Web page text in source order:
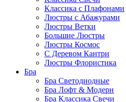
Классика с Плафонами
Люстры с Абажурами
Люстры Ветки
Большие Люстры
Люстры Космос
С Деревом Кантри
Люстры Флористика
Бра
Бра Светодиодные
Бра Лофт & Модерн
Бра Классика Свечи